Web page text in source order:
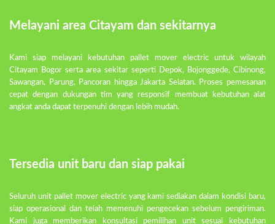
Melayani area Citayam dan sekitarnya
Kami siap melayani kebutuhan pallet mover electric untuk wilayah
Citayam Bogor serta area sekitar seperti Depok, Bojonggede, Cibinong,
Sawangan, Parung, Pancoran hingga Jakarta Selatan. Proses pemesanan
cepat dengan dukungan tim yang responsif membuat kebutuhan alat
angkat anda dapat terpenuhi dengan lebih mudah.
Tersedia unit baru dan siap pakai
Seluruh unit pallet mover electric yang kami sediakan dalam kondisi baru,
siap operasional dan telah memenuhi pengecekan sebelum pengiriman.
Kami juga memberikan konsultasi pemilihan unit sesuai kebutuhan